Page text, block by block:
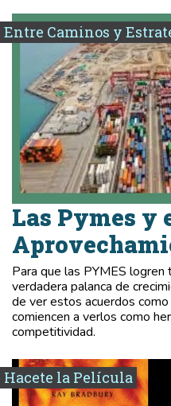
Entre Caminos y
Las Pymes y
Para que las PYMES logren
verdadera palanca de
de ver estos acuerdos
comiencen a verlos como
competitividad.
Hacete la Película